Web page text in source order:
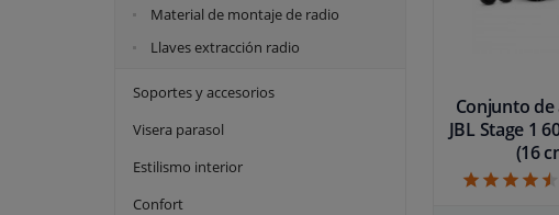
360 vatios
375 vatios
380 vatios
400 vatios
Material de montaje de radio
Llaves extracción radio
Soportes y accesorios
Visera parasol
Estilismo interior
Confort
Conjunto de
JBL Stage 1
(16